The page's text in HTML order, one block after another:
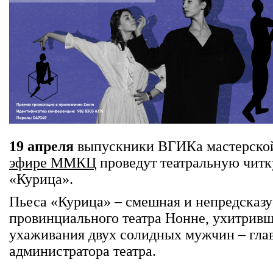
19 апреля выпускники ВГИКа
эфире ММКЦ проведут театральную
«Курица».
Пьеса «Курица» – смешная и
провинциального театра Нонне,
ухаживания двух солидных мужчин –
администратора театра.